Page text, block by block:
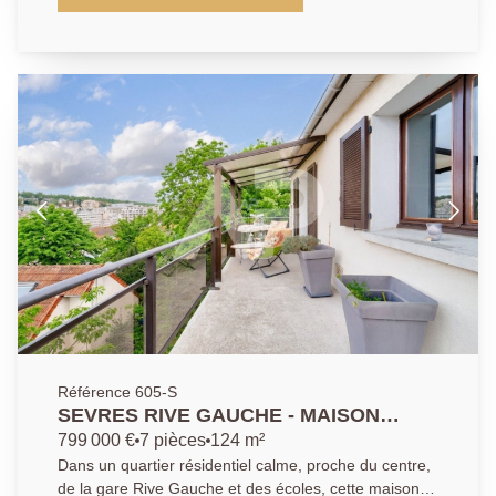
double séjour avec cheminée et une cuisine au rez-
buanderie et rangements. Vous disposerez également
d'une dépendance et d'un garage.
Référence 605-S
SEVRES RIVE GAUCHE - MAISON
FAMILIALE
799 000 € 7 pièces 124 m²
Dans un quartier résidentiel calme, proche du centre,
de la gare Rive Gauche et des écoles, cette maison